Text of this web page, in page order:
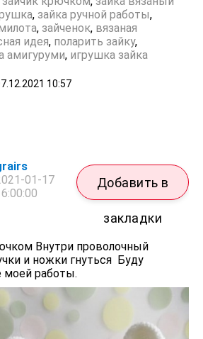
, зайка ручной работы,
, зайченок, вязаная
идея, поларить зайку,
амигуруми, игрушка зайка
10:57
01-17
Добавить в
закладки
Внутри проволочный
и ножки гнуться Буду
моей работы.